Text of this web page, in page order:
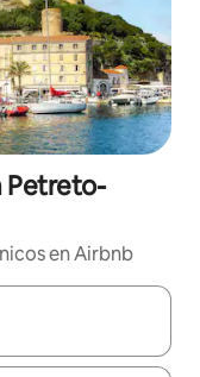
Petreto-
en Airbnb
navega con las